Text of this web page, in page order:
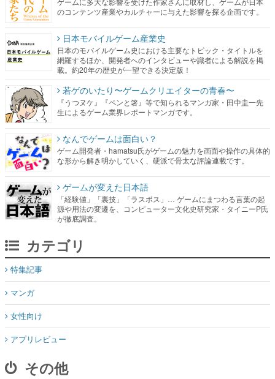
のコンテンツ産業やカルチャーに与えた影響を探る企画です。
日本モバイルゲーム産業史
日本のモバイルゲーム史における主要なトピック・タイトルを
網羅するほか、開発者へのインタビューや識者による解説を掲
載。約20年の歴史が一望できる決定版！
若ゲのいたり〜ゲームクリエイターの青春〜
『うつヌケ』『ペンと箸』等で知られるマンガ家・田中圭一先
生によるゲーム業界レポートマンガです。
なんでゲームは面白い？
ゲーム開発者・hamatsu氏がゲームの魅力を画面や操作の具体的
な形から解き明かしていく、硬派で骨太な評論連載です。
ゲームが変えた日本語
「経験値」「裏技」「ラスボス」… ゲームにまつわる言葉の起
源や用法の変遷を、コンピューター文化史研究家・タイニーP氏
が徹底調査。
カテゴリ
特集記事
マンガ
女性向け
アプリレビュー
その他